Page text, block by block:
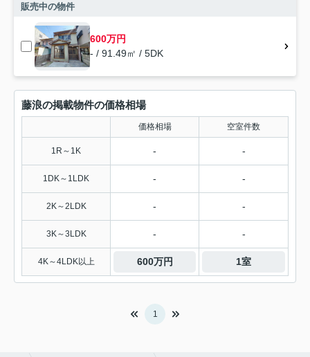
販売中の物件
600万円
- / 91.49㎡ / 5DK
藤浪の掲載物件の価格相場
価格相場 空室件数
1R～1K - -
1DK～1LDK - -
2K～2LDK - -
3K～3LDK - -
4K～4LDK以上 600万円 1室
1